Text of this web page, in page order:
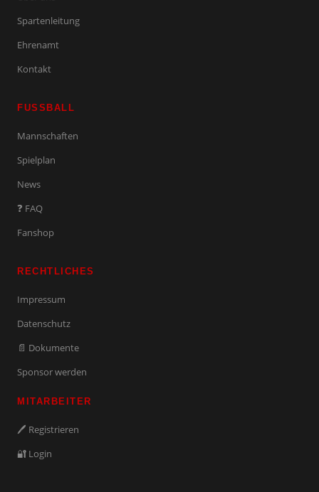
Spartenleitung
Ehrenamt
Kontakt
FUSSBALL
Mannschaften
Spielplan
News
❓ FAQ
Fanshop
RECHTLICHES
Impressum
Datenschutz
📄 Dokumente
Sponsor werden
MITARBEITER
🖊️ Registrieren
🔐 Login